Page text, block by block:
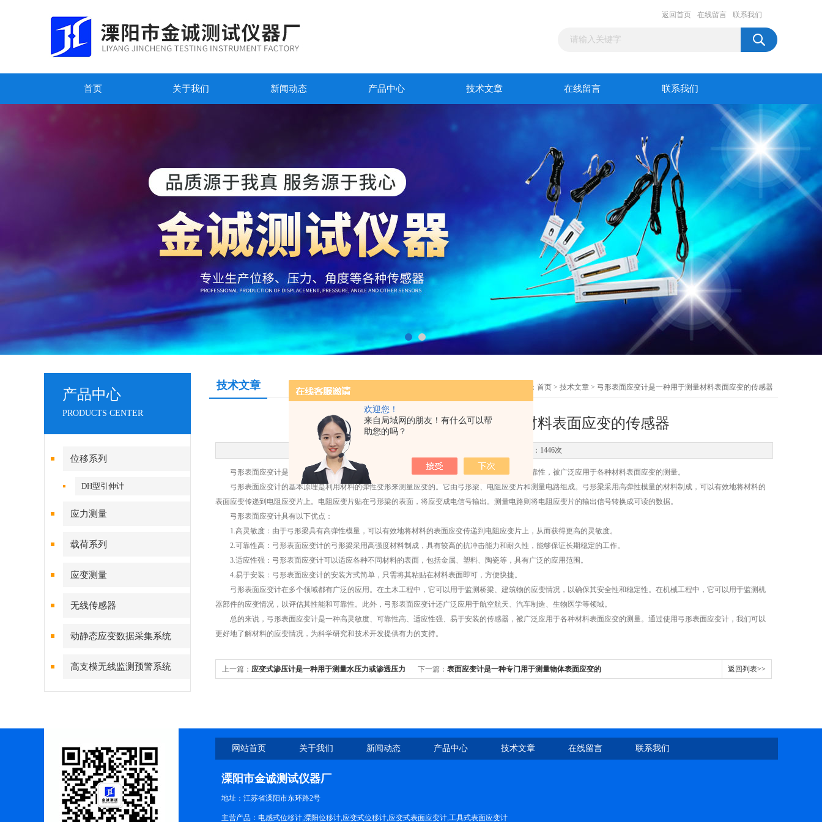
欢迎您！
来自局域网的朋友！有什么可以帮
助您的吗？
返回首页 在线留言 联系我们
首页 关于我们 新闻动态 产品中心 技术文章 在线留言 联系我们
产品中心
PRODUCTS CENTER
位移系列
DH型引伸计
应力测量
载荷系列
应变测量
无线传感器
动静态应变数据采集系统
高支模无线监测预警系统
技术文章 您现在的位置： 首页 > 技术文章 > 弓形表面应变计是一种用于测量材料表面应变的传感器
弓形表面应变计是一种用于测量材料表面应变的传感器
更新时间：2023-11-20 点击次数：1446次
弓形表面应变计是一种用于测量材料表面应变的传感器，它采用弓形结构，具有高灵敏度和可靠性，被广泛应用于各种材料表面应变的测量。
弓形表面应变计的基本原理是利用材料的弹性变形来测量应变的。它由弓形梁、电阻应变片和测量电路组成。弓形梁采用高弹性模量的材料制成，可以有效地将材料的
表面应变传递到电阻应变片上。电阻应变片贴在弓形梁的表面，将应变成电信号输出。测量电路则将电阻应变片的输出信号转换成可读的数据。
弓形表面应变计具有以下优点：
1.高灵敏度：由于弓形梁具有高弹性模量，可以有效地将材料的表面应变传递到电阻应变片上，从而获得更高的灵敏度。
2.可靠性高：弓形表面应变计的弓形梁采用高强度材料制成，具有较高的抗冲击能力和耐久性，能够保证长期稳定的工作。
3.适应性强：弓形表面应变计可以适应各种不同材料的表面，包括金属、塑料、陶瓷等，具有广泛的应用范围。
4.易于安装：弓形表面应变计的安装方式简单，只需将其粘贴在材料表面即可，方便快捷。
弓形表面应变计在多个领域都有广泛的应用。在土木工程中，它可以用于监测桥梁、建筑物的应变情况，以确保其安全性和稳定性。在机械工程中，它可以用于监测机
器部件的应变情况，以评估其性能和可靠性。此外，弓形表面应变计还广泛应用于航空航天、汽车制造、生物医学等领域。
总的来说，弓形表面应变计是一种高灵敏度、可靠性高、适应性强、易于安装的传感器，被广泛应用于各种材料表面应变的测量。通过使用弓形表面应变计，我们可以
更好地了解材料的应变情况，为科学研究和技术开发提供有力的支持。
上一篇： 应变式渗压计是一种用于测量水压力或渗透压力 下一篇： 表面应变计是一种专门用于测量物体表面应变的 返回列表>>
网站首页 关于我们 新闻动态 产品中心 技术文章 在线留言 联系我们
溧阳市金诚测试仪器厂
地址：江苏省溧阳市东环路2号
主营产品：电感式位移计,溧阳位移计,应变式位移计,应变式表面应变计,工具式表面应变计